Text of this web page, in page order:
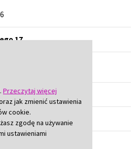
Przeczytaj więcej
jak zmienić ustawienia
cookie.
zgodę na używanie
ustawieniami
17